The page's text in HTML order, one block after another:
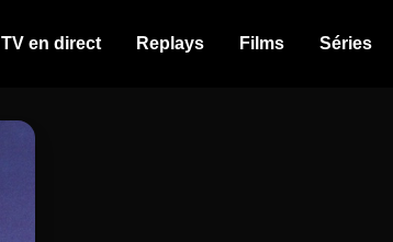
TV en direct Replays Films Séries